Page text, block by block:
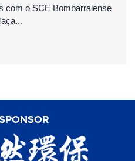
com o SCE Bombarralense